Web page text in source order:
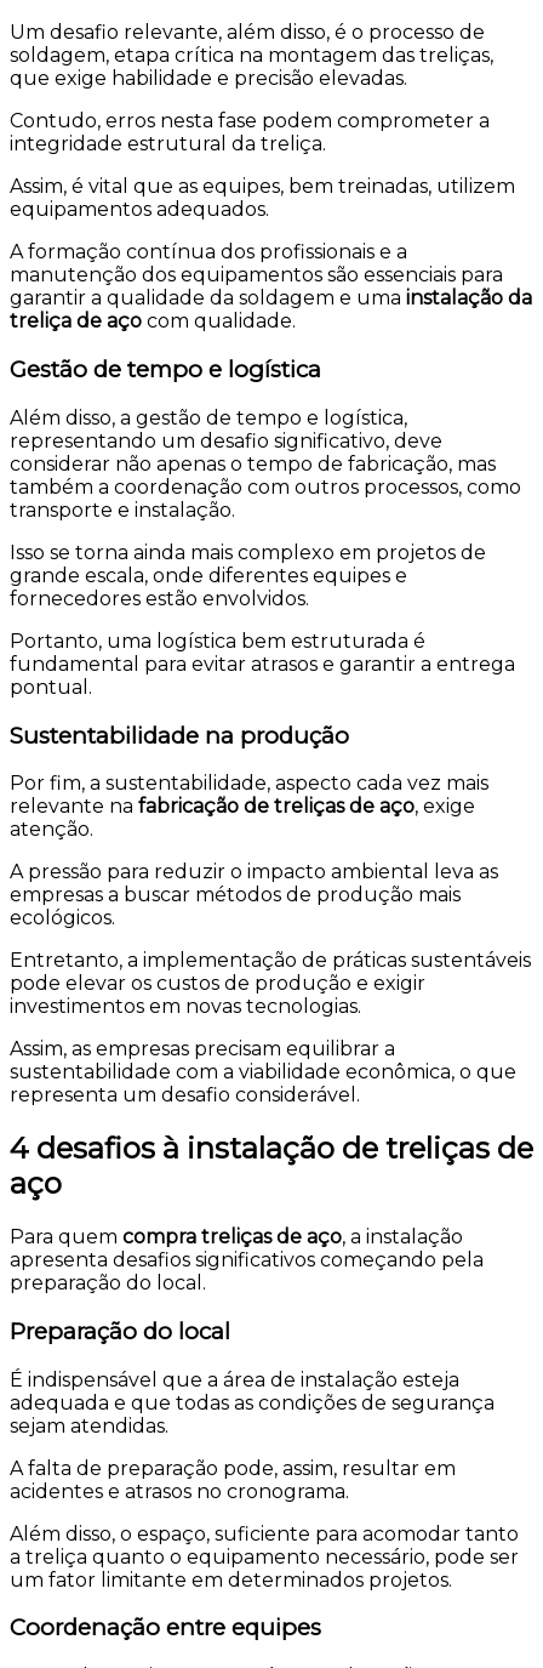
Um desafio relevante, além disso, é o processo de
soldagem, etapa crítica na montagem das treliças,
que exige habilidade e precisão elevadas.
Contudo, erros nesta fase podem comprometer a
integridade estrutural da treliça.
Assim, é vital que as equipes, bem treinadas, utilizem
equipamentos adequados.
A formação contínua dos profissionais e a
manutenção dos equipamentos são essenciais para
garantir a qualidade da soldagem e uma instalação da
treliça de aço com qualidade.
Gestão de tempo e logística
Além disso, a gestão de tempo e logística,
representando um desafio significativo, deve
considerar não apenas o tempo de fabricação, mas
também a coordenação com outros processos, como
transporte e instalação.
Isso se torna ainda mais complexo em projetos de
grande escala, onde diferentes equipes e
fornecedores estão envolvidos.
Portanto, uma logística bem estruturada é
fundamental para evitar atrasos e garantir a entrega
pontual.
Sustentabilidade na produção
Por fim, a sustentabilidade, aspecto cada vez mais
relevante na fabricação de treliças de aço, exige
atenção.
A pressão para reduzir o impacto ambiental leva as
empresas a buscar métodos de produção mais
ecológicos.
Entretanto, a implementação de práticas sustentáveis
pode elevar os custos de produção e exigir
investimentos em novas tecnologias.
Assim, as empresas precisam equilibrar a
sustentabilidade com a viabilidade econômica, o que
representa um desafio considerável.
4 desafios à instalação de treliças de
aço
Para quem compra treliças de aço, a instalação
apresenta desafios significativos começando pela
preparação do local.
Preparação do local
É indispensável que a área de instalação esteja
adequada e que todas as condições de segurança
sejam atendidas.
A falta de preparação pode, assim, resultar em
acidentes e atrasos no cronograma.
Além disso, o espaço, suficiente para acomodar tanto
a treliça quanto o equipamento necessário, pode ser
um fator limitante em determinados projetos.
Coordenação entre equipes